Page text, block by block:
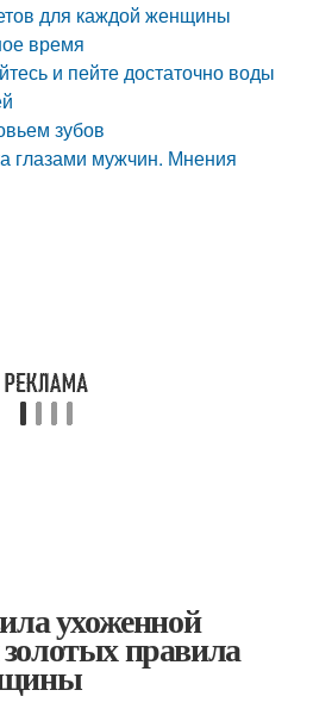
для каждой женщины
время
и пейте достаточно воды
зубов
глазами мужчин. Мнения
ухоженной
правила